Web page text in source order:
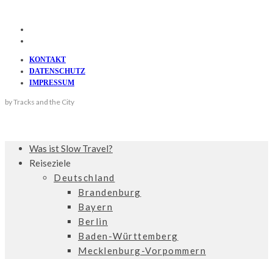
KONTAKT
DATENSCHUTZ
IMPRESSUM
by Tracks and the City
Was ist Slow Travel?
Reiseziele
Deutschland
Brandenburg
Bayern
Berlin
Baden-Württemberg
Mecklenburg-Vorpommern